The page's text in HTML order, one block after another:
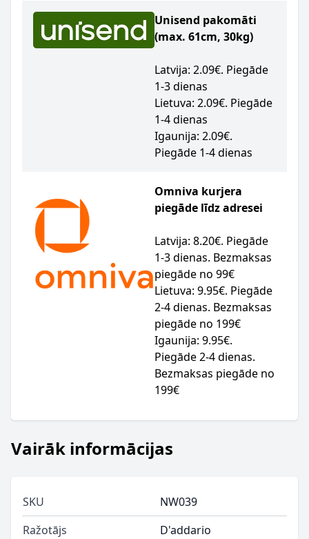
Unisend pakomāti
(max. 61cm, 30kg)
Latvija: 2.09€. Piegāde
1-3 dienas
Lietuva: 2.09€. Piegāde
1-4 dienas
Igaunija: 2.09€.
Piegāde 1-4 dienas
Omniva kurjera
piegāde līdz adresei
Latvija: 8.20€. Piegāde
1-3 dienas. Bezmaksas
piegāde no 99€
Lietuva: 9.95€. Piegāde
2-4 dienas. Bezmaksas
piegāde no 199€
Igaunija: 9.95€.
Piegāde 2-4 dienas.
Bezmaksas piegāde no
199€
Vairāk informācijas
SKU
NW039
Ražotājs
D'addario